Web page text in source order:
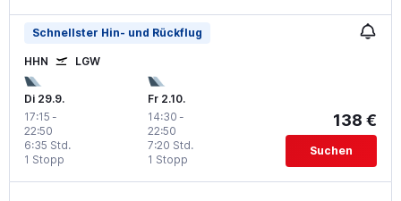
Schnellster Hin- und Rückflug
HHN LGW
Di 29.9.
17:15 -
22:50
1 Stopp
6:35 Std.
Fr 2.10.
14:30 -
22:50
1 Stopp
7:20 Std.
138 €
Suchen